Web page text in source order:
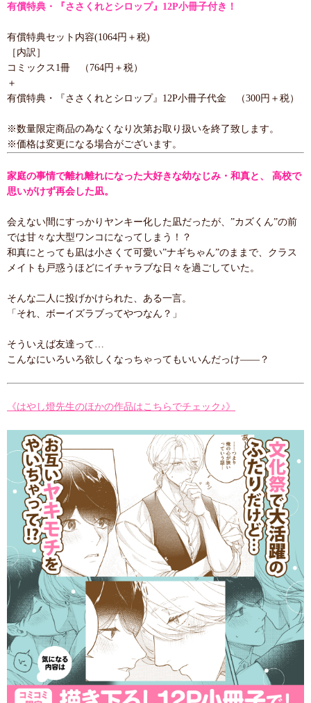
有償特典・『ささくれとシロップ』12P小冊子付き！
有償特典セット内容(1064円＋税)
［内訳］
コミックス1冊 （764円＋税）
＋
有償特典・『ささくれとシロップ』12P小冊子代金 （300円＋税）
※数量限定商品の為なくなり次第お取り扱いを終了致します。
※価格は変更になる場合がございます。
家庭の事情で離れ離れになった大好きな幼なじみ・和真と、 高校で
思いがけず再会した凪。
会えない間にすっかりヤンキー化した凪だったが、”カズくん”の前
では甘々な大型ワンコになってしまう！？
和真にとっても凪は小さくて可愛い”ナギちゃん”のままで、クラス
メイトも戸惑うほどにイチャラブな日々を過ごしていた。
そんな二人に投げかけられた、ある一言。
「それ、ボーイズラブってやつなん？」
そういえば友達って…
こんなにいろいろ欲しくなっちゃってもいいんだっけ――？
《はやし燈先生のほかの作品はこちらでチェック♪》